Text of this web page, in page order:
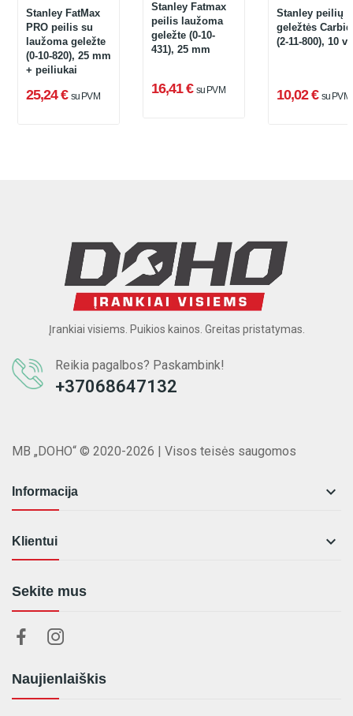
Stanley FatMax
PRO peilis su
laužoma geležte
(0-10-820), 25 mm
+ peiliukai
25,24 € su PVM
Stanley Fatmax
peilis laužoma
geležte (0-10-
431), 25 mm
16,41 € su PVM
Stanley peilių
geležtės
(2-11-800), 10
10,02 € su PVM
Įrankiai visiems. Puikios kainos. Greitas pristatymas.
Reikia pagalbos? Paskambink!
+37068647132
MB „DOHO“ © 2020-2026 | Visos teisės saugomos
Informacija 
Klientui 
Sekite mus
Naujienlaiškis